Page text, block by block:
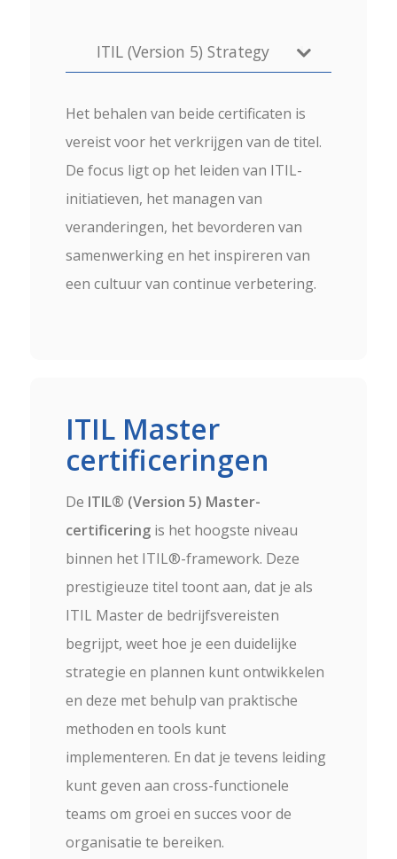
ITIL (Version 5) Strategy
Het behalen van beide certificaten is
vereist voor het verkrijgen van de titel.
De focus ligt op het leiden van ITIL-
initiatieven, het managen van
veranderingen, het bevorderen van
samenwerking en het inspireren van
een cultuur van continue verbetering.
ITIL Master
certificeringen
De ITIL® (Version 5) Master-
certificeringis het hoogste niveau
binnen het ITIL®-framework. Deze
prestigieuze titel toont aan, dat je als
ITIL Master de bedrijfsvereisten
begrijpt, weet hoe je een duidelijke
strategie en plannen kunt ontwikkelen
en deze met behulp van praktische
methoden en tools kunt
implementeren. En dat je tevens leiding
kunt geven aan cross-functionele
teams om groei en succes voor de
organisatie te bereiken.